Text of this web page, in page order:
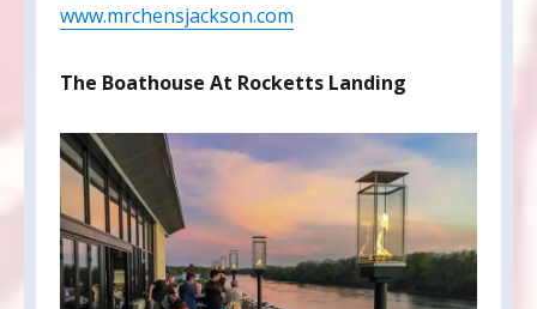
www.mrchensjackson.com
The Boathouse At Rocketts Landing